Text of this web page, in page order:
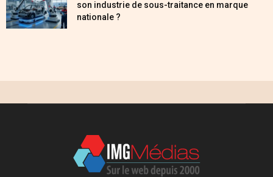
son industrie de sous-traitance en marque
nationale ?